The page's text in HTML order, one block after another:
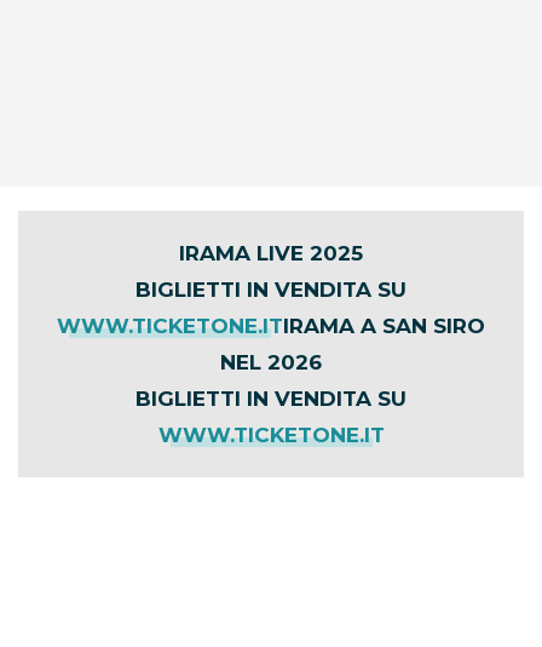
IRAMA LIVE 2025
BIGLIETTI IN VENDITA SU
WWW.TICKETONE.ITIRAMA A SAN SIRO
NEL 2026
BIGLIETTI IN VENDITA SU
WWW.TICKETONE.IT